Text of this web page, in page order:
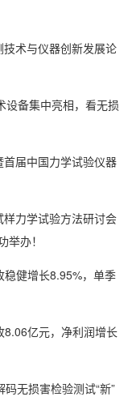
术与仪器创新发展论
备集中亮相，看无损
届中国力学试验仪器
力学试验方法研讨会
办！
健增长8.95%，单季
亿元，净利润增长
无损害检验测试“新”